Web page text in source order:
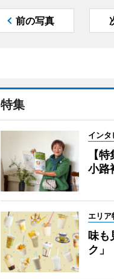
前の写真
特集
インタ
【
小路
エリア
味も
ク